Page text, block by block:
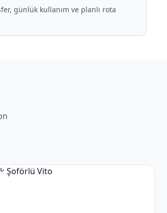
günlük kullanım ve planlı rota